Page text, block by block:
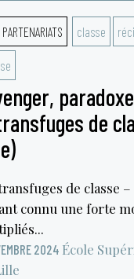
PARTENARIATS classe
de
de classe –
connu une forte
2024 École